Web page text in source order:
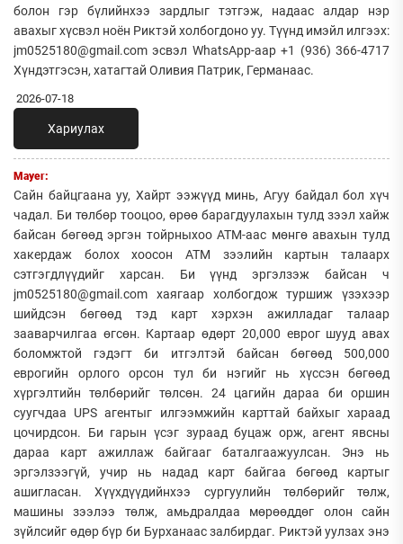
болон гэр бүлийнхээ зардлыг тэтгэж, надаас алдар нэр
авахыг хүсвэл ноён Риктэй холбогдоно уу. Түүнд имэйл илгээх:
jm0525180@gmail.com эсвэл WhatsApp-аар +1 (936) 366-4717
Хүндэтгэсэн, хатагтай Оливия Патрик, Германаас.
2026-07-18
Хариулах
Mayer:
Сайн байцгаана уу, Хайрт ээжүүд минь, Агуу байдал бол хүч
чадал. Би төлбөр тооцоо, өрөө барагдуулахын тулд зээл хайж
байсан бөгөөд эргэн тойрныхоо АТМ-аас мөнгө авахын тулд
хакердаж болох хоосон АТМ зээлийн картын талаарх
сэтгэгдлүүдийг харсан. Би үүнд эргэлзэж байсан ч
jm0525180@gmail.com хаягаар холбогдож туршиж үзэхээр
шийдсэн бөгөөд тэд карт хэрхэн ажилладаг талаар
зааварчилгаа өгсөн. Картаар өдөрт 20,000 еврог шууд авах
боломжтой гэдэгт би итгэлтэй байсан бөгөөд 500,000
еврогийн орлого орсон тул би нэгийг нь хүссэн бөгөөд
хүргэлтийн төлбөрийг төлсөн. 24 цагийн дараа би оршин
суугчдаа UPS агентыг илгээмжийн карттай байхыг хараад
цочирдсон. Би гарын үсэг зураад буцаж орж, агент явсны
дараа карт ажиллаж байгааг баталгаажуулсан. Энэ нь
эргэлзээгүй, учир нь надад карт байгаа бөгөөд картыг
ашигласан. Хүүхдүүдийнхээ сургуулийн төлбөрийг төлж,
машины зээлээ төлж, амьдралдаа мөрөөддөг олон сайн
зүйлсийг өдөр бүр би Бурханаас залбирдаг. Риктэй уулзах энэ